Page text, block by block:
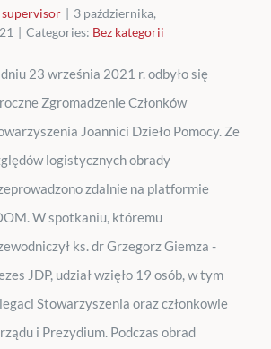
supervisor | 3 października,
| Categories: Bez kategorii
23 września 2021 r. odbyło się
Zgromadzenie Członków
Joannici Dzieło Pomocy. Ze
logistycznych obrady
zdalnie na platformie
W spotkaniu, któremu
ks. dr Grzegorz Giemza -
JDP, udział wzięło 19 osób, w tym
Stowarzyszenia oraz członkowie
i Prezydium. Podczas obrad